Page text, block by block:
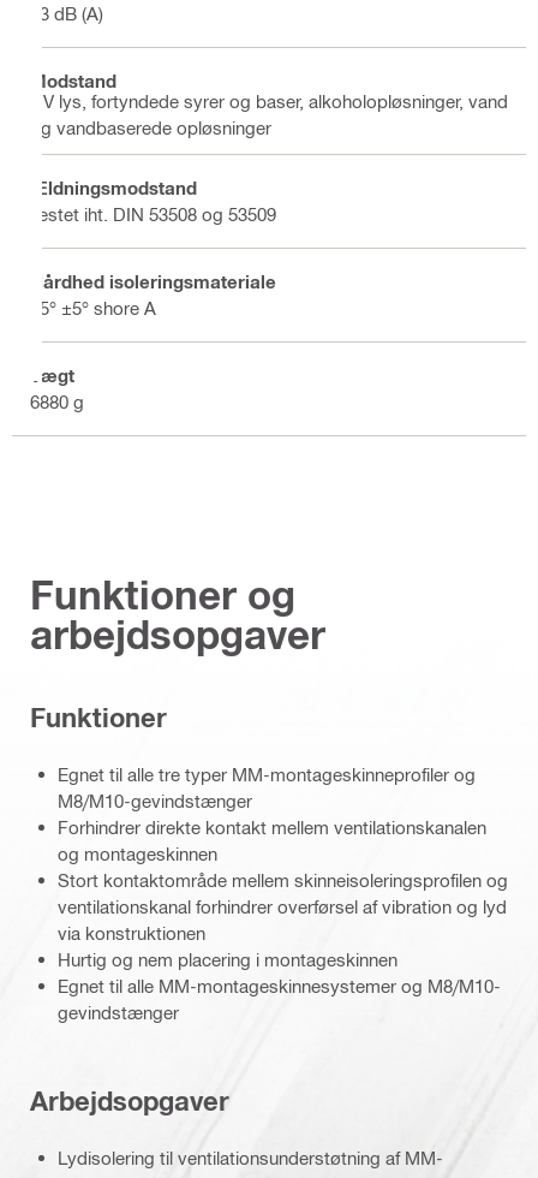
13 dB (A)
Modstand
UV lys, fortyndede syrer og baser, alkoholopløsninger, vand
og vandbaserede opløsninger
Ældningsmodstand
Testet iht. DIN 53508 og 53509
Hårdhed isoleringsmateriale
55° ±5° shore A
Vægt
6880 g
Funktioner og
arbejdsopgaver
Funktioner
Egnet til alle tre typer MM-montageskinneprofiler og
M8/M10-gevindstænger
Forhindrer direkte kontakt mellem ventilationskanalen
og montageskinnen
Stort kontaktområde mellem skinneisoleringsprofilen og
ventilationskanal forhindrer overførsel af vibration og lyd
via konstruktionen
Hurtig og nem placering i montageskinnen
Egnet til alle MM-montageskinnesystemer og M8/M10-
gevindstænger
Arbejdsopgaver
Lydisolering til ventilationsunderstøtning af MM-